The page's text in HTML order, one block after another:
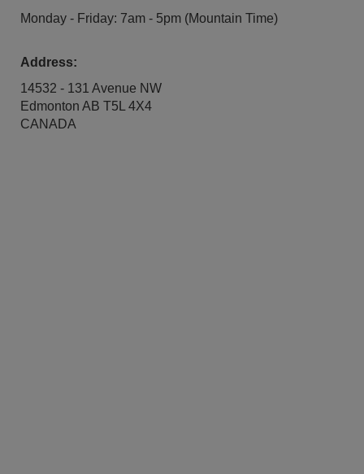
Monday - Friday: 7am - 5pm (Mountain Time)
Address:
14532 - 131 Avenue NW
Edmonton AB T5L 4X4
CANADA